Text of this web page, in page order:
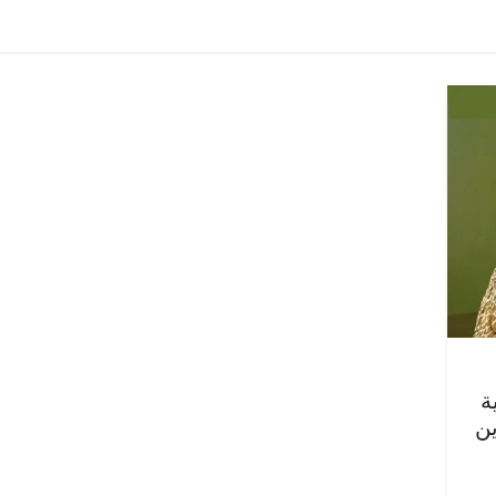
مقعد شاغر على الإفطار
اقتصادي في انتظار حلم
مصر
على مائدة الإفطار.. يحيى
فارس مقاومة
الذي دافع عن المال العام